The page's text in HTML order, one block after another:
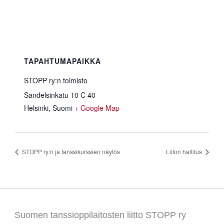
TAPAHTUMAPAIKKA
STOPP ry:n toimisto
Sandelsinkatu 10 C 40
Helsinki, Suomi + Google Map
STOPP ry:n ja tanssikurssien näytös Liiton hallitus
Suomen tanssioppilaitosten liitto STOPP ry